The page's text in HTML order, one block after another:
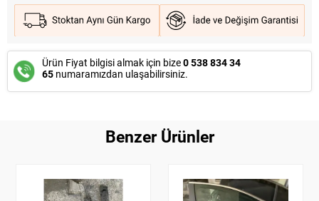
Ürün Fiyat bilgisi almak için bize0 538 834 34
65 numaramızdan ulaşabilirsiniz.
Benzer Ürünler